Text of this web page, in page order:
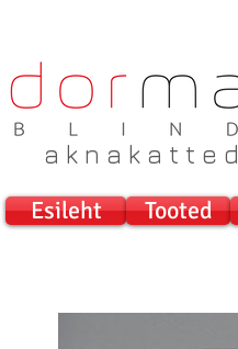
a k n a k a t t e d
Esileht Tooted